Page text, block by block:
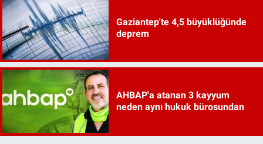
Gaziantep'te 4,5 büyüklüğünde
deprem
AHBAP'a atanan 3 kayyum
neden aynı hukuk bürosundan